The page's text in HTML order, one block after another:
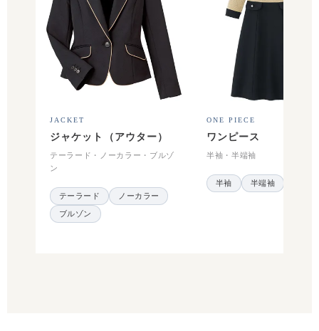
JACKET
ジャケット（アウター）
テーラード・ノーカラー・ブルゾ
ン
テーラード ノーカラー
ブルゾン
ONE PIECE
ワンピース
半袖・半端袖
半袖 半端袖